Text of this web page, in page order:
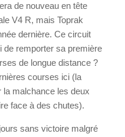
de nouveau en tête
V4 R, mais Toprak
dernière. Ce circuit
de remporter sa première
de longue distance ?
courses ici (la
malchance les deux
face à des chutes).
sans victoire malgré